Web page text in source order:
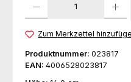
Zum Merkzettel
Produktnummer: 023817
EAN: 4006528023817